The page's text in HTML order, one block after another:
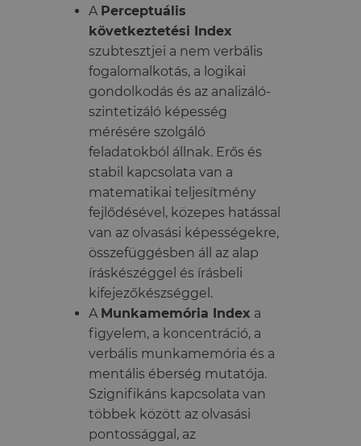
A Perceptuális
következtetési Index
szubtesztjei a nem verbális
fogalomalkotás, a logikai
gondolkodás és az analizáló-
szintetizáló képesség
mérésére szolgáló
feladatokból állnak. Erős és
stabil kapcsolata van a
matematikai teljesítmény
fejlődésével, közepes hatással
van az olvasási képességekre,
összefüggésben áll az alap
íráskészéggel és írásbeli
kifejezőkészséggel.
A Munkamemória Index a
figyelem, a koncentráció, a
verbális munkamemória és a
mentális éberség mutatója.
Szignifikáns kapcsolata van
többek között az olvasási
pontossággal, az